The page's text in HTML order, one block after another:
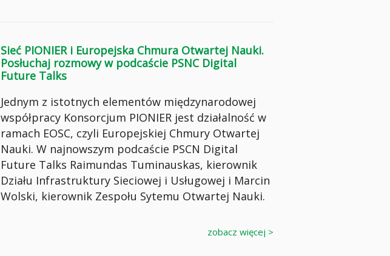
Sieć PIONIER i Europejska Chmura Otwartej Nauki.
Posłuchaj rozmowy w podcaście PSNC Digital
Future Talks
Jednym z istotnych elementów międzynarodowej
współpracy Konsorcjum PIONIER jest działalność w
ramach EOSC, czyli Europejskiej Chmury Otwartej
Nauki. W najnowszym podcaście PSCN Digital
Future Talks Raimundas Tuminauskas, kierownik
Działu Infrastruktury Sieciowej i Usługowej i Marcin
Wolski, kierownik Zespołu Sytemu Otwartej Nauki.
zobacz więcej >